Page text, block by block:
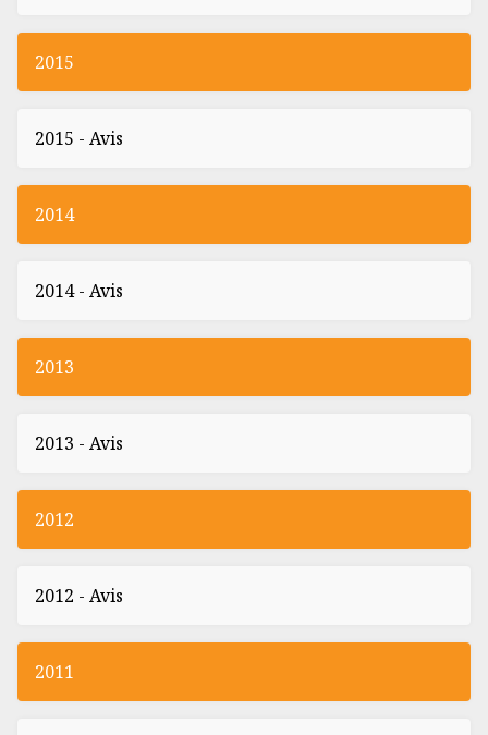
2015
2015 - Avis
2014
2014 - Avis
2013
2013 - Avis
2012
2012 - Avis
2011